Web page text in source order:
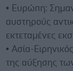
• Ευρώπη:
αυστηρούς
εκτεταμένες
• Ασία-
της αύξησης